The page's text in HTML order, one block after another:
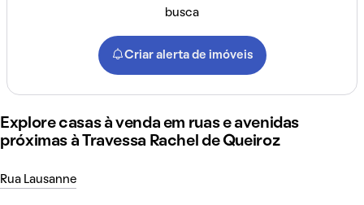
busca
Criar alerta de imóveis
Explore casas à venda em ruas e avenidas
próximas à Travessa Rachel de Queiroz
Rua Lausanne